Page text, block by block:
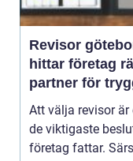
Revisor göteborg
hittar företag
partner för
tillväxt
Att välja revisor är
de viktigaste
företag fattar.